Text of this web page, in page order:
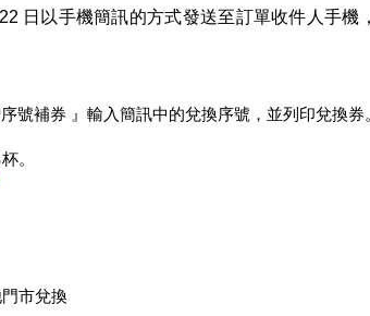
日以手機簡訊的方式發送至訂單收件人手機
補券 』輸入簡訊中的兌換序號，並列印兌換券
。
市兌換